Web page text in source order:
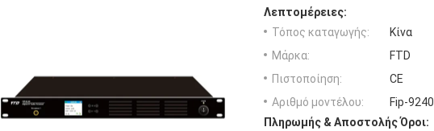
Λεπτομέρειες:
Τόπος καταγωγής:
Κίνα
Μάρκα:
FTD
Πιστοποίηση:
CE
Αριθμό μοντέλου:
Fip-9240
Πληρωμής & Αποστολής Όροι: